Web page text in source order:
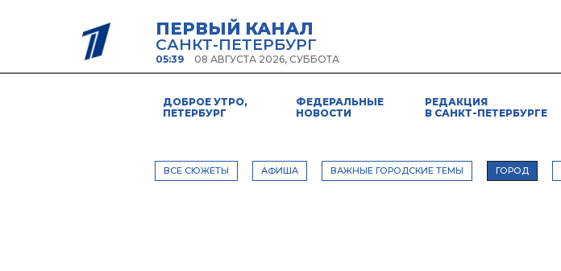
ПЕРВЫЙ КАНАЛ
САНКТ-ПЕТЕРБУРГ
05:39 08 АВГУСТА 2026, СУББОТА
ДОБРОЕ УТРО,
ПЕТЕРБУРГ
ФЕДЕРАЛЬНЫЕ
НОВОСТИ
РЕДАКЦИЯ
В САНКТ-ПЕТЕРБУРГЕ
ВСЕ СЮЖЕТЫ АФИША ВАЖНЫЕ ГОРОДСКИЕ ТЕМЫ ГОРОД